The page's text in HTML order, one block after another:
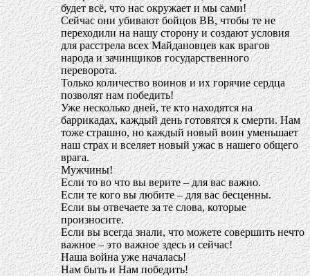
будет всё, что нас окружает и мы сами!
Сейчас они убивают бойцов ВВ, чтобы те не
переходили на нашу сторону и создают условия
для расстрела всех Майдановцев как врагов
народа и зачинщиков государственного
переворота.
Только количество воинов и их горячие сердца
позволят нам победить!
Уже несколько дней, те кто находятся на
баррикадах, каждый день готовятся к смерти. Нам
тоже страшно, но каждый новый воин уменьшает
наш страх и вселяет новый ужас в нашего общего
врага.
Мужчины!
Если то во что вы верите – для вас важно.
Если те кого вы любите – для вас бесценны.
Если вы отвечаете за те слова, которые
произносите.
Если вы всегда знали, что можете совершить нечто
важное – это важное здесь и сейчас!
Наша война уже началась!
Нам быть и Нам победить!